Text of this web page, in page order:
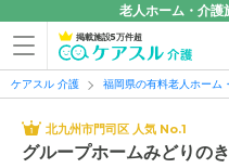
老人ホーム・介護
掲載施設5万件超
ケアスル 介護 福岡県の有料老人ホーム
北九州市門司区 人気 No.1
グループホームみどりのき